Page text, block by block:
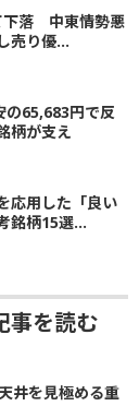
下落 中東情勢悪
売り優...
の65,683円で反
柄が支え
応用した「良い
銘柄15選...
事を読む
井を見極める重